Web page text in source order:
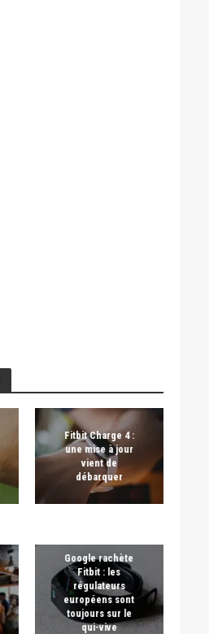
Fitbit Charge 4 :
une mise à jour
vient de
débarquer
Google rachète
Fitbit : les
régulateurs
européens sont
toujours sur le
qui-vive